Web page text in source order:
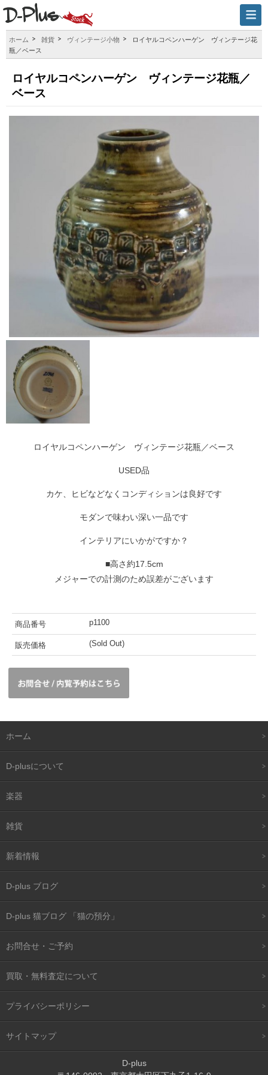
ホーム 雑貨 ヴィンテージ小物
ロイヤルコペンハーゲン ヴィンテージ花
瓶／ベース
ロイヤルコペンハーゲン ヴィンテージ花瓶／
ベース
ロイヤルコペンハーゲン ヴィンテージ花瓶／ベース
USED品
カケ、ヒビなどなくコンディションは良好です
モダンで味わい深い一品です
インテリアにいかがですか？
■高さ約17.5cm
メジャーでの計測のため誤差がございます
商品番号 p1100
販売価格 (Sold Out)
ホーム
D-plusについて
楽器
雑貨
新着情報
D-plus ブログ
D-plus 猫ブログ 「猫の預分」
お問合せ・ご予約
買取・無料査定について
プライバシーポリシー
サイトマップ
D-plus